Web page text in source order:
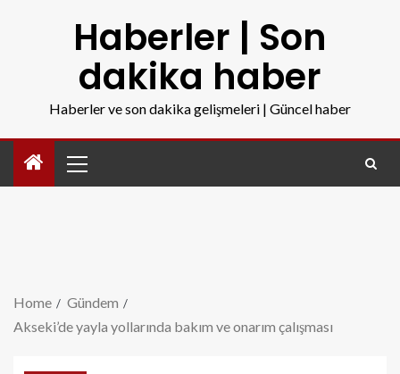
Haberler | Son
dakika haber
Haberler ve son dakika gelişmeleri | Güncel haber
Home
Gündem
Akseki’de yayla yollarında bakım ve onarım çalışması